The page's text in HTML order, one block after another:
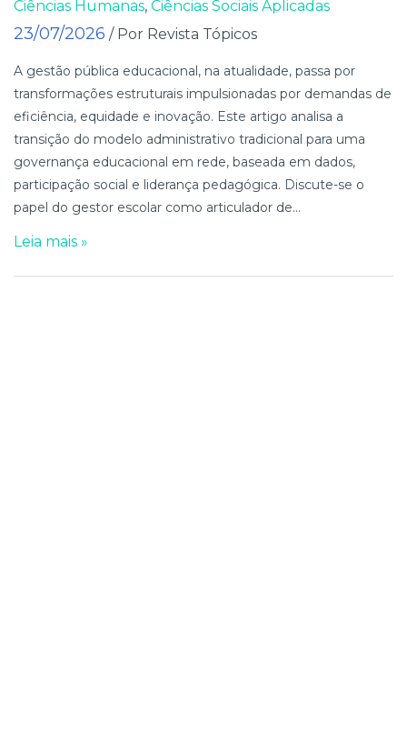
Ciências Humanas, Ciências Sociais Aplicadas
23/07/2026 / Por Revista Tópicos
A gestão pública educacional, na atualidade, passa por
transformações estruturais impulsionadas por demandas de
eficiência, equidade e inovação. Este artigo analisa a
transição do modelo administrativo tradicional para uma
governança educacional em rede, baseada em dados,
participação social e liderança pedagógica. Discute-se o
papel do gestor escolar como articulador de...
Leia mais »